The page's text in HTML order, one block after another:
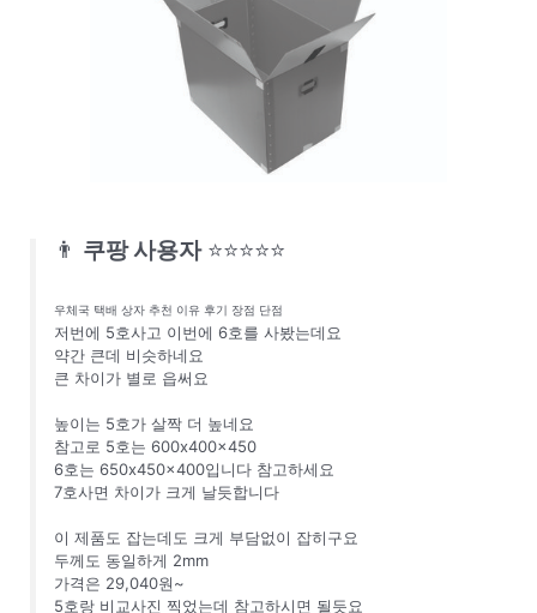
👨 쿠팡 사용자 ⭐⭐⭐⭐⭐
우체국 택배 상자 추천 이유 후기 장점 단점
저번에 5호사고 이번에 6호를 사봤는데요
약간 큰데 비슷하네요
큰 차이가 별로 읍써요
높이는 5호가 살짝 더 높네요
참고로 5호는 600x400x450
6호는 650x450x400입니다 참고하세요
7호사면 차이가 크게 날듯합니다
이 제품도 잡는데도 크게 부담없이 잡히구요
두께도 동일하게 2mm
가격은 29,040원~
5호랑 비교사진 찍었는데 참고하시면 될듯요